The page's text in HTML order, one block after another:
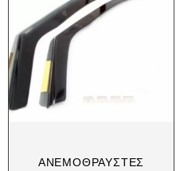
ΑΝΕΜΟΘΡΑΎΣΤΕΣ